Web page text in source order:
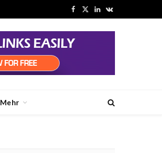
Facebook
X
LinkedInVKontakte
Mehr